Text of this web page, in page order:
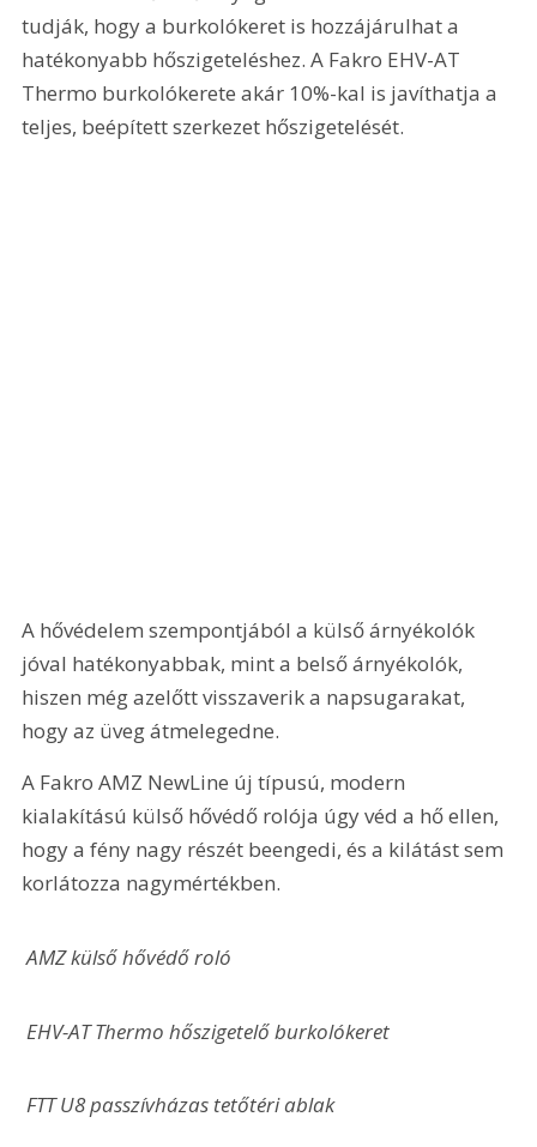
tudják, hogy a burkolókeret is hozzájárulhat a
hatékonyabb hőszigeteléshez. A Fakro EHV-AT
Thermo burkolókerete akár 10%-kal is javíthatja a
teljes, beépített szerkezet hőszigetelését.
A hővédelem szempontjából a külső árnyékolók
jóval hatékonyabbak, mint a belső árnyékolók,
hiszen még azelőtt visszaverik a napsugarakat,
hogy az üveg átmelegedne.
A Fakro AMZ NewLine új típusú, modern
kialakítású külső hővédő rolója úgy véd a hő ellen,
hogy a fény nagy részét beengedi, és a kilátást sem
korlátozza nagymértékben.
AMZ külső hővédő roló
EHV-AT Thermo hőszigetelő burkolókeret
FTT U8 passzívházas tetőtéri ablak